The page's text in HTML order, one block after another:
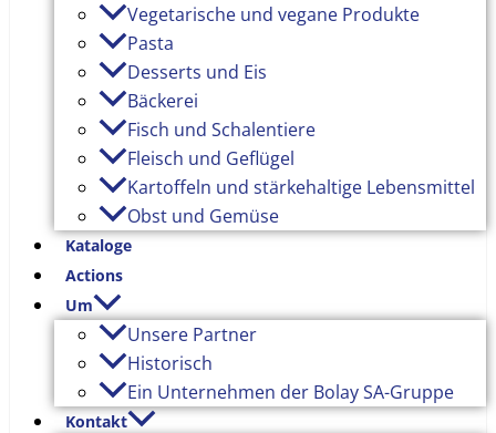
Vegetarische und vegane Produkte
Pasta
Desserts und Eis
Bäckerei
Fisch und Schalentiere
Fleisch und Geflügel
Kartoffeln und stärkehaltige Lebensmittel
Obst und Gemüse
Kataloge
Actions
Um
Unsere Partner
Historisch
Ein Unternehmen der Bolay SA-Gruppe
Kontakt